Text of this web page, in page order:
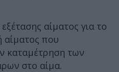
αίματος για το
αίματος που
καταμέτρηση των
στο αίμα.